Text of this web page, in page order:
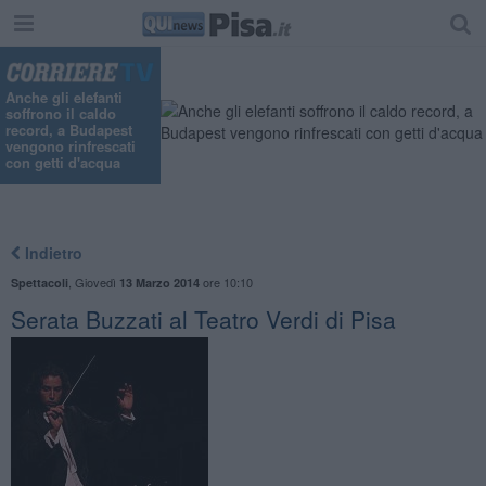
Anche gli elefanti
soffrono il caldo
record, a Budapest
vengono rinfrescati
con getti d'acqua
Indietro
Spettacoli Giovedì 13 Marzo 2014ore 10:10
Serata Buzzati al Teatro Verdi di Pisa